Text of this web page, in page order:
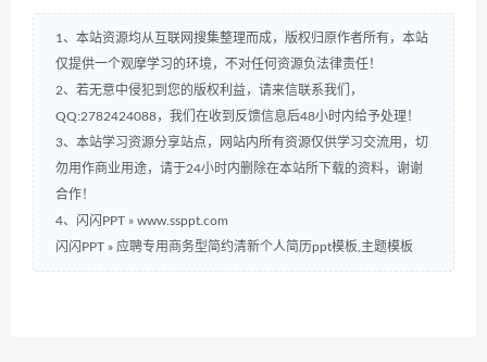
1、本站资源均从互联网搜集整理而成，版权归原作者所有，本站
仅提供一个观摩学习的环境，不对任何资源负法律责任！
2、若无意中侵犯到您的版权利益，请来信联系我们，
QQ:2782424088，我们在收到反馈信息后48小时内给予处理！
3、本站学习资源分享站点，网站内所有资源仅供学习交流用，切
勿用作商业用途，请于24小时内删除在本站所下载的资料，谢谢
合作！
4、闪闪PPT » www.ssppt.com
闪闪PPT » 应聘专用商务型简约清新个人简历ppt模板,主题模板